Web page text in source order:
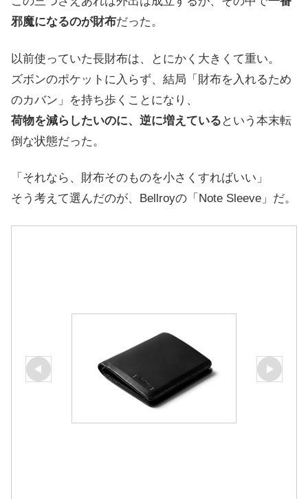
邪魔になるのが財布だった。
以前使っていた長財布は、とにかく大きくて重い。
ズボンのポケットに入らず、結局「財布を入れるため
のカバン」を持ち歩くことになり、
荷物を減らしたいのに、逆に増えている という本末転
倒な状態だった。
「それなら、財布そのものを小さくすればいい」
そう考えて選んだのが、Bellroyの「Note Sleeve」だ。